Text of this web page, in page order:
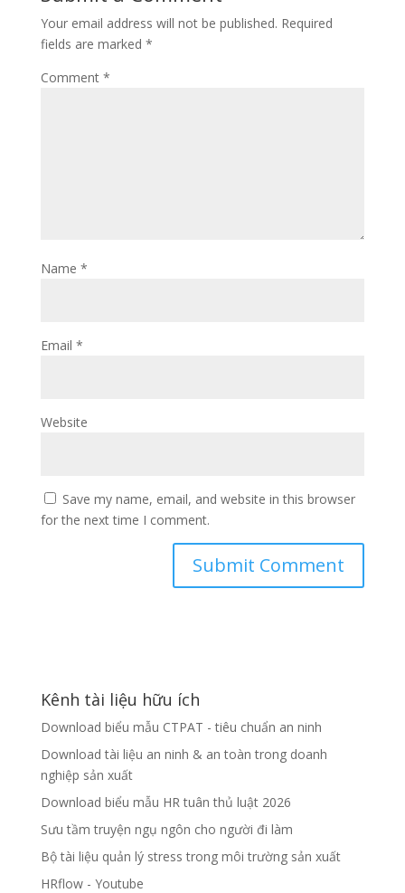
Your email address will not be published. Required
fields are marked *
Comment *
Name *
Email *
Website
Save my name, email, and website in this browser
for the next time I comment.
Kênh tài liệu hữu ích
Download biểu mẫu CTPAT - tiêu chuẩn an ninh
Download tài liệu an ninh & an toàn trong doanh
nghiệp sản xuất
Download biểu mẫu HR tuân thủ luật 2026
Sưu tầm truyện ngụ ngôn cho người đi làm
Bộ tài liệu quản lý stress trong môi trường sản xuất
HRflow - Youtube